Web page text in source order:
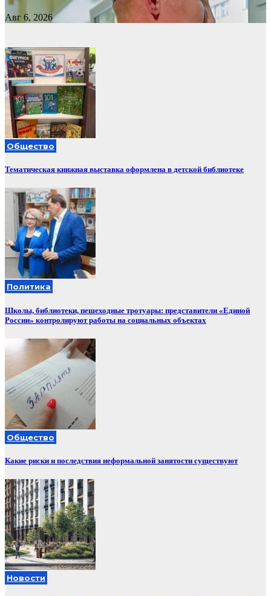
Авг 6, 2026
Общество
Тематическая книжная выставка оформлена в детской библиотеке
Политика
Школы, библиотеки, пешеходные тротуары: представители «Единой
России» контролируют работы на социальных объектах
Общество
Какие риски и последствия неформальной занятости существуют
Новости